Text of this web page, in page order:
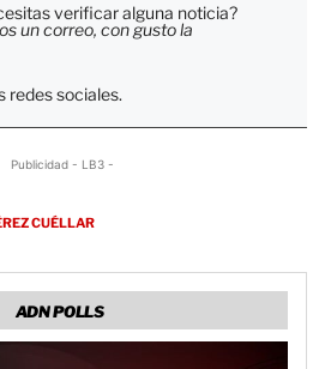
verificar alguna noticia?
un correo, con gusto la
redes sociales.
Publicidad - LB3 -
CUÉLLAR
ADN POLLS